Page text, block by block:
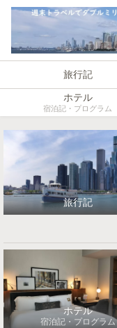
旅行記
ホテル
宿泊記・プログラム
旅行記
ホテル
宿泊記・プログラム